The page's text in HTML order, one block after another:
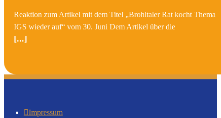
Reaktion zum Artikel mit dem Titel „Brohltaler Rat kocht Thema
IGS wieder auf“ vom 30. Juni Dem Artikel über die
[...]
Impressum